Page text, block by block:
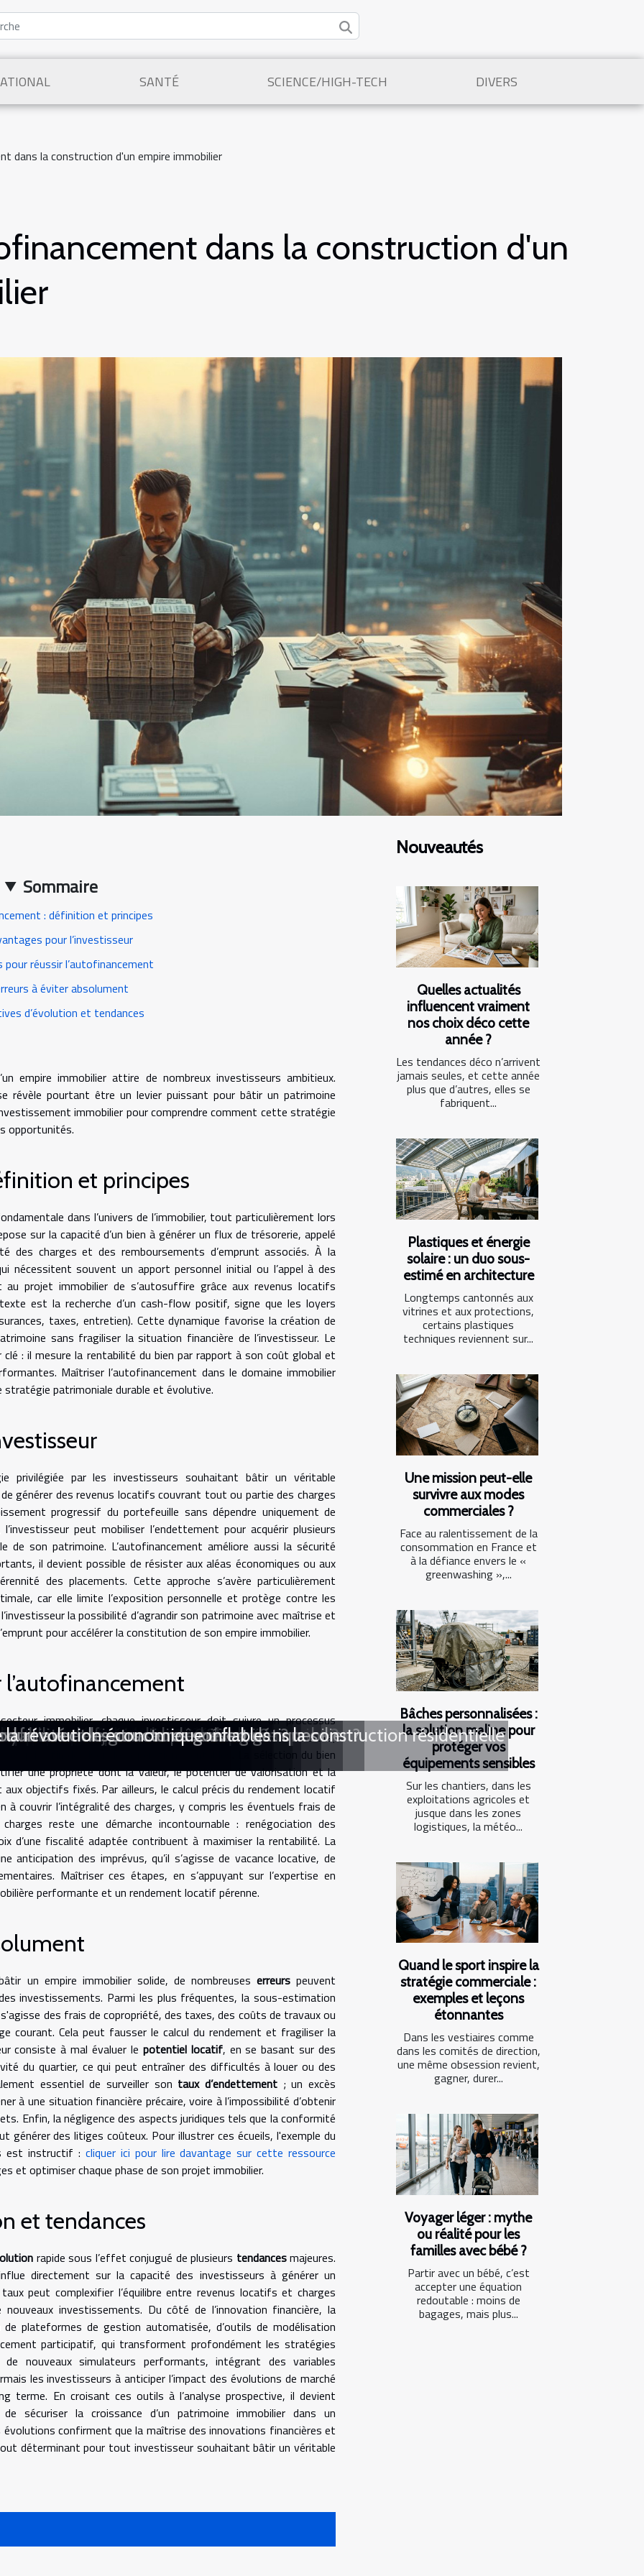
SANTÉ SCIENCE/HIGH-TECH DIVERS
dans la construction d'un empire immobilier
dans la construction d'un
Sommaire
: définition et principes
pour l’investisseur
pour réussir l’autofinancement
à éviter absolument
d’évolution et tendances
empire immobilier attire de nombreux investisseurs ambitieux.
révèle pourtant être un levier puissant pour bâtir un patrimoine
immobilier pour comprendre comment cette stratégie
opportunités.
et principes
dans l’univers de l’immobilier, tout particulièrement lors
sur la capacité d’un bien à générer un flux de trésorerie, appelé
des charges et des remboursements d’emprunt associés. À la
nécessitent souvent un apport personnel initial ou l’appel à des
au projet immobilier de s’autosuffire grâce aux revenus locatifs
est la recherche d’un cash-flow positif, signe que les loyers
taxes, entretien). Cette dynamique favorise la création de
sans fragiliser la situation financière de l’investisseur. Le
: il mesure la rentabilité du bien par rapport à son coût global et
Maîtriser l’autofinancement dans le domaine immobilier
stratégie patrimoniale durable et évolutive.
privilégiée par les investisseurs souhaitant bâtir un véritable
générer des revenus locatifs couvrant tout ou partie des charges
progressif du portefeuille sans dépendre uniquement de
peut mobiliser l’endettement pour acquérir plusieurs
de son patrimoine. L’autofinancement améliore aussi la sécurité
il devient possible de résister aux aléas économiques ou aux
des placements. Cette approche s’avère particulièrement
car elle limite l’exposition personnelle et protège contre les
la possibilité d’agrandir son patrimoine avec maîtrise et
pour accélérer la constitution de son empire immobilier.
l’autofinancement
immobilier, chaque investisseur doit suivre un processus
approfondie. Cette étape permet de cerner les quartiers porteurs,
les prix afin de viser des opérations rentables. La sélection du bien
une propriété dont la valeur, le potentiel de valorisation et la
objectifs fixés. Par ailleurs, le calcul précis du rendement locatif
à couvrir l’intégralité des charges, y compris les éventuels frais de
reste une démarche incontournable : renégociation des
d’une fiscalité adaptée contribuent à maximiser la rentabilité. La
anticipation des imprévus, qu’il s’agisse de vacance locative, de
Maîtriser ces étapes, en s’appuyant sur l’expertise en
performante et un rendement locatif pérenne.
un empire immobilier solide, de nombreuses erreurspeuvent
investissements. Parmi les plus fréquentes, la sous-estimation
des frais de copropriété, des taxes, des coûts de travaux ou
courant. Cela peut fausser le calcul du rendement et fragiliser la
consiste à mal évaluer le potentiel locatif, en se basant sur des
du quartier, ce qui peut entraîner des difficultés à louer ou des
essentiel de surveiller son taux d’endettement ; un excès
à une situation financière précaire, voire à l’impossibilité d’obtenir
Enfin, la négligence des aspects juridiques tels que la conformité
générer des litiges coûteux. Pour illustrer ces écueils, l'exemple du
est instructif : cliquer ici pour lire davantage sur cette ressource
et optimiser chaque phase de son projet immobilier.
et tendances
rapide sous l’effet conjugué de plusieurs tendancesmajeures.
directement sur la capacité des investisseurs à générer un
peut complexifier l’équilibre entre revenus locatifs et charges
investissements. Du côté de l’innovation financière, la
plateformes de gestion automatisée, d’outils de modélisation
participatif, qui transforment profondément les stratégies
de nouveaux simulateurs performants, intégrant des variables
les investisseurs à anticiper l’impact des évolutions de marché
terme. En croisant ces outils à l’analyse prospective, il devient
sécuriser la croissance d’un patrimoine immobilier dans un
confirment que la maîtrise des innovations financières et
déterminant pour tout investisseur souhaitant bâtir un véritable
Nouveautés
Quelles actualités
influencent vraiment
nos choix déco cette
année ?
Les tendances déco n’arrivent
jamais seules, et cette année
plus que d’autres, elles se
fabriquent...
Plastiques et énergie
solaire : un duo sous-
estimé en architecture
Longtemps cantonnés aux
vitrines et aux protections,
certains plastiques
techniques reviennent sur...
Une mission peut-elle
survivre aux modes
commerciales ?
Face au ralentissement de la
consommation en France et
à la défiance envers le «
greenwashing »,...
Bâches personnalisées :
la solution maline pour
protéger vos
équipements sensibles
Sur les chantiers, dans les
exploitations agricoles et
jusque dans les zones
logistiques, la météo...
Quand le sport inspire la
stratégie commerciale :
exemples et leçons
étonnantes
Dans les vestiaires comme
dans les comités de direction,
une même obsession revient,
gagner, durer...
Voyager léger : mythe
ou réalité pour les
familles avec bébé ?
Partir avec un bébé, c’est
accepter une équation
redoutable : moins de
bagages, mais plus...
commerciales ?
: exemples et leçons étonnantes
l’existant
hors d'usage ?
à une étude de marché
la communication d'entreprise ?
bancaire à l'étranger ?
optimiser votre investissement immobilier ?
améliorations de formation
dans le domaine juridique
des achats en entreprise ?
GEO pour votre entreprise ?
elles les portes de l'emploi ?
la réduction des coûts énergétiques
le coaching individualisé
du portage salarial ?
rôle pour les athlètes ?
et périurbaine en 2023
pour vos événements
à vos besoins
un espace de coworking
transforme l'immobilier
des jeunes diplômés
fermé et le gros œuvre ouvert dans la construction résidentielle
avec des structures gonflables
la révolution économique